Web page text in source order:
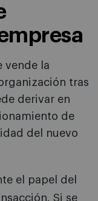
vende la
tras
derivar en
de
del nuevo
el papel del
Si se